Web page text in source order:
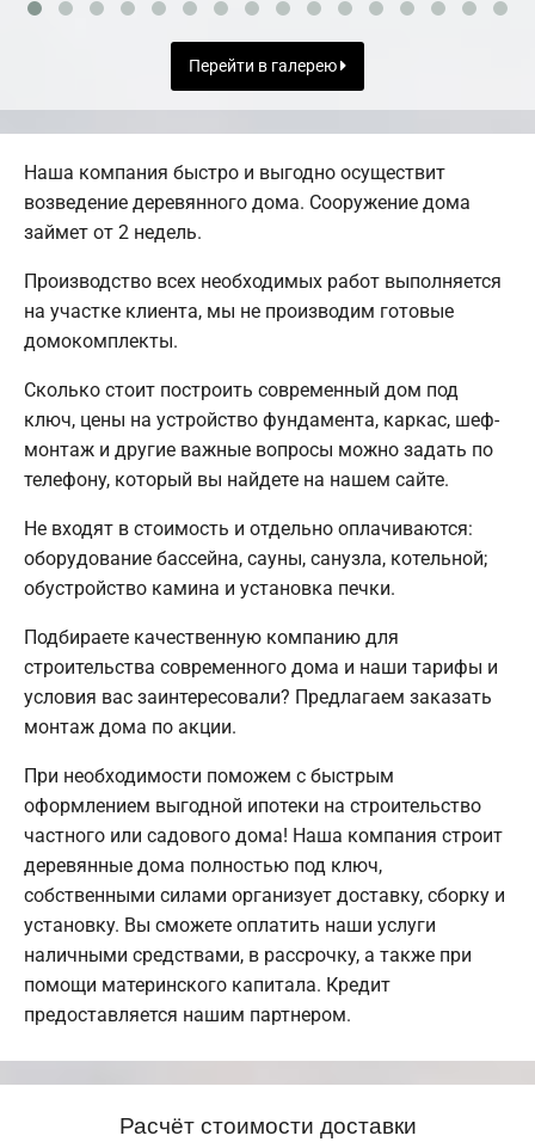
Перейти в галерею
Наша компания быстро и выгодно осуществит
возведение деревянного дома. Сооружение дома
займет от 2 недель.
Производство всех необходимых работ выполняется
на участке клиента, мы не производим готовые
домокомплекты.
Сколько стоит построить современный дом под
ключ, цены на устройство фундамента, каркас, шеф-
монтаж и другие важные вопросы можно задать по
телефону, который вы найдете на нашем сайте.
Не входят в стоимость и отдельно оплачиваются:
оборудование бассейна, сауны, санузла, котельной;
обустройство камина и установка печки.
Подбираете качественную компанию для
строительства современного дома и наши тарифы и
условия вас заинтересовали? Предлагаем заказать
монтаж дома по акции.
При необходимости поможем с быстрым
оформлением выгодной ипотеки на строительство
частного или садового дома! Наша компания строит
деревянные дома полностью под ключ,
собственными силами организует доставку, сборку и
установку. Вы сможете оплатить наши услуги
наличными средствами, в рассрочку, а также при
помощи материнского капитала. Кредит
предоставляется нашим партнером.
Расчёт стоимости доставки